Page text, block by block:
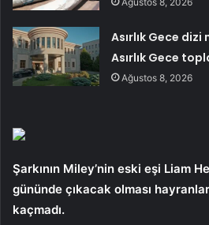
Asırlık Gece
Asırlık Gece
Ağustos 8, 2026
Şarkının Miley’nin eski eşi Liam
gününde çıkacak olması
kaçmadı.